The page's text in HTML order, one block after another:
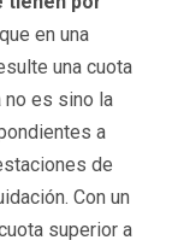
en una
una cuota
no es sino la
a
de
Con un
superior a